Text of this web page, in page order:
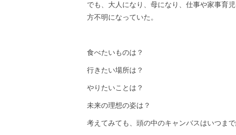
でも、大人になり、母になり、仕事や家事育
方不明になっていた。
食べたいものは？
行きたい場所は？
やりたいことは？
未来の理想の姿は？
考えてみても、頭の中のキャンバスはいつまで